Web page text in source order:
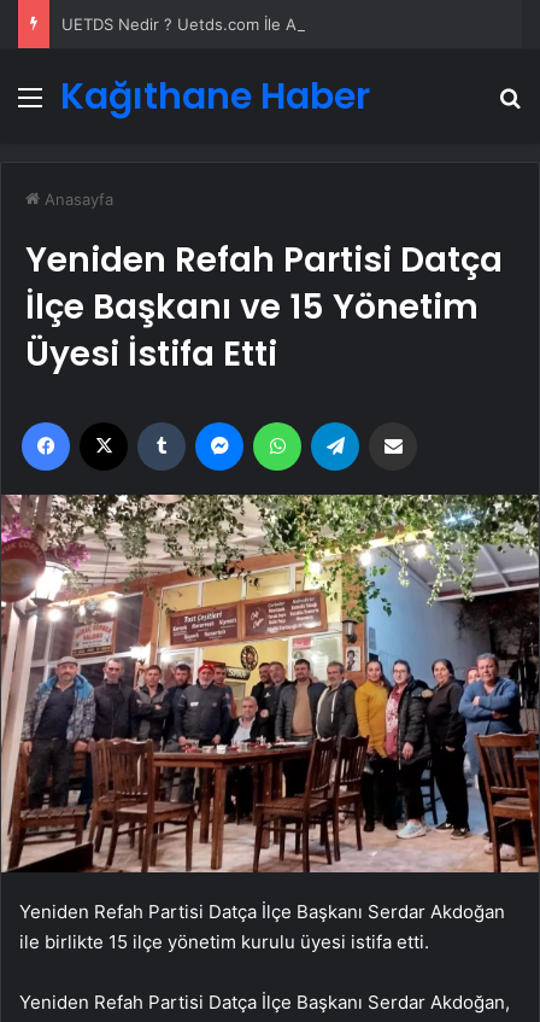
Menü
Kağıthane Haber
Anasayfa
Yeniden Refah Partisi Datça
İlçe Başkanı ve 15 Yönetim
Üyesi İstifa Etti
Facebook Tumblr MessengerWhatsApp
Yeniden Refah Partisi Datça İlçe Başkanı Serdar Akdoğan
ile birlikte 15 ilçe yönetim kurulu üyesi istifa etti.
Yeniden Refah Partisi Datça İlçe Başkanı Serdar Akdoğan,